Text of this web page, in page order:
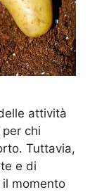
attività
chi
Tuttavia,
e di
momento